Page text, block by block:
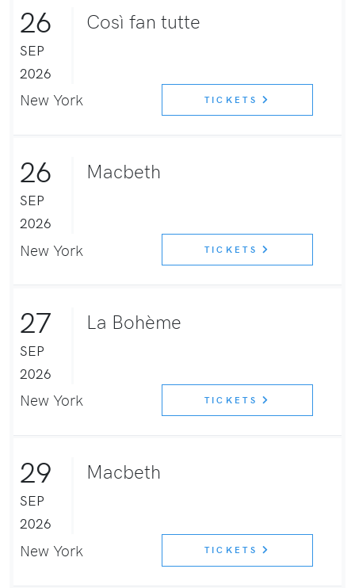
26
SEP
2026
Così fan tutte
New York TICKETS
26
SEP
2026
Macbeth
New York TICKETS
27
SEP
2026
La Bohème
New York TICKETS
29
SEP
2026
Macbeth
New York TICKETS